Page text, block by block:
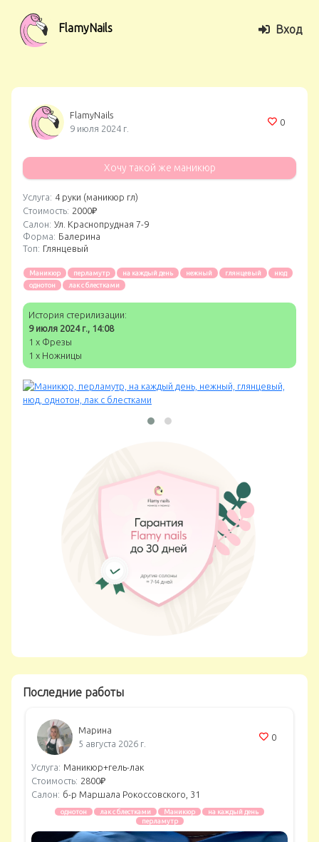
FlamyNails Вход
FlamyNails
9 июля 2024 г.
0
Хочу такой же маникюр
Услуга: 4 руки (маникюр гл)
Стоимость: 2000₽
Салон: Ул. Краснопрудная 7-9
Форма: Балерина
Топ: Глянцевый
Маникюр перламутр на каждый день нежный глянцевый
нюд
однотон
лак с блестками
История стерилизации:
9 июля 2024 г., 14:08
1 x Фрезы
1 x Ножницы
Последние работы
Марина
5 августа 2026 г.
0
Услуга: Маникюр+гель-лак
Стоимость: 2800₽
Салон: б-р Маршала Рокоссовского, 31
однотон лак с блестками Маникюр
на каждый день
перламутр